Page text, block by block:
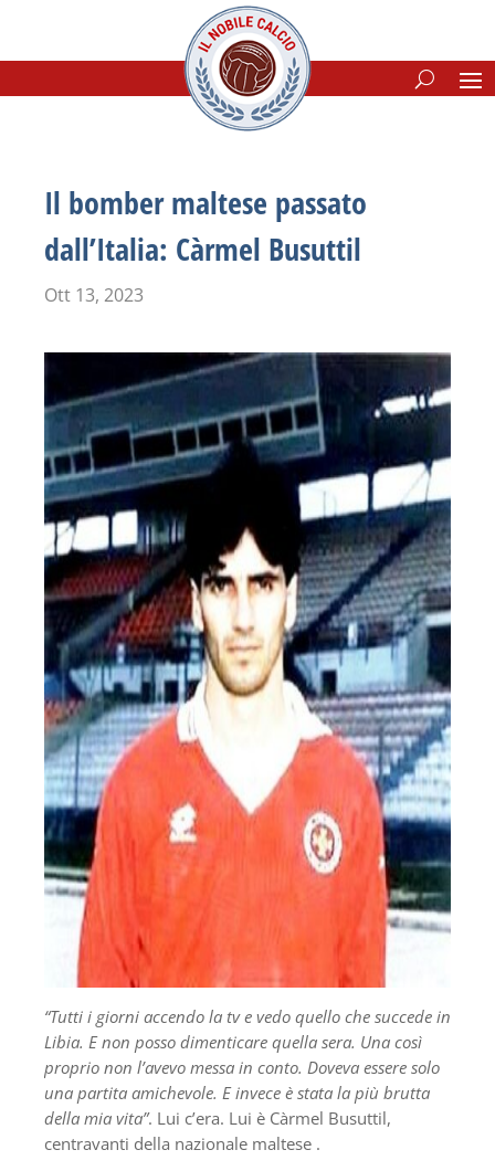
Il bomber maltese passato
dall’Italia: Càrmel Busuttil
Ott 13, 2023
“Tutti i giorni accendo la tv e vedo quello che succede in
Libia. E non posso dimenticare quella sera. Una così
proprio non l’avevo messa in conto. Doveva essere solo
una partita amichevole. E invece è stata la più brutta
della mia vita”. Lui c’era. Lui è Càrmel Busuttil,
centravanti della nazionale maltese .